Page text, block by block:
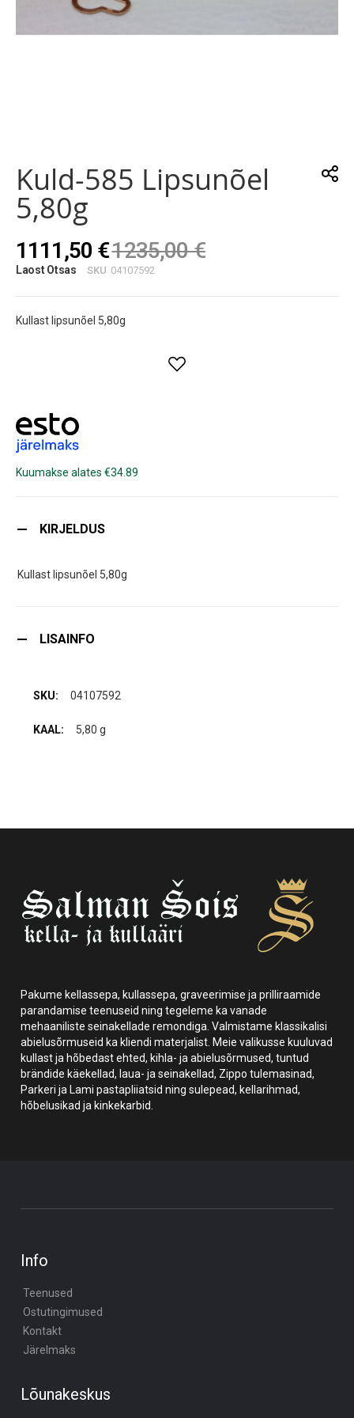
beginning
of
the
images
Kuld-585 Lipsunõel
5,80g
1111,50 €1235,00 €
Laost Otsas SKU 04107592
Kullast lipsunõel 5,80g
Kuumakse alates €34.89
KIRJELDUS
Kullast lipsunõel 5,80g
LISAINFO
04107592
5,80 g
Pakume kellassepa, kullassepa, graveerimise ja prilliraamide
parandamise teenuseid ning tegeleme ka vanade
mehaaniliste seinakellade remondiga. Valmistame klassikalisi
abielusõrmuseid ka kliendi materjalist. Meie valikusse kuuluvad
kullast ja hõbedast ehted, kihla- ja abielusõrmused, tuntud
brändide käekellad, laua- ja seinakellad, Zippo tulemasinad,
Parkeri ja Lami pastapliiatsid ning sulepead, kellarihmad,
hõbelusikad ja kinkekarbid.
Info
Teenused
Ostutingimused
Kontakt
Järelmaks
Lõunakeskus